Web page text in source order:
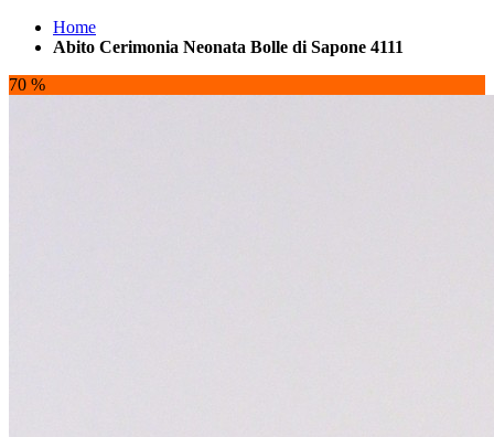
Home
Abito Cerimonia Neonata Bolle di Sapone 4111
70 %